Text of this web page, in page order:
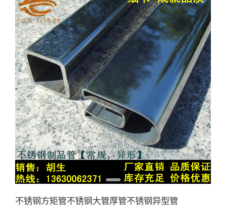
不锈钢方矩管不锈钢大管厚管不锈钢异型管